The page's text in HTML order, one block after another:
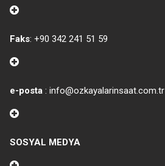
Faks: +90 342 241 51 59
e-posta : info@ozkayalarinsaat.com.tr
SOSYAL MEDYA